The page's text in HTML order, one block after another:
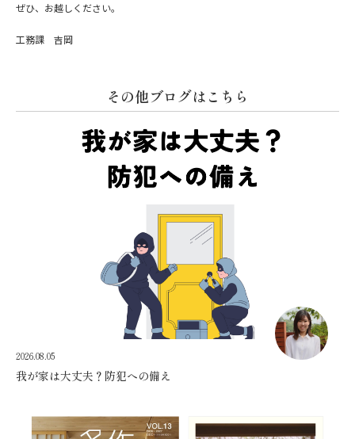
ぜひ、お越しください。
工務課 吉岡
その他ブログはこちら
2026.08.05
我が家は大丈夫？防犯への備え